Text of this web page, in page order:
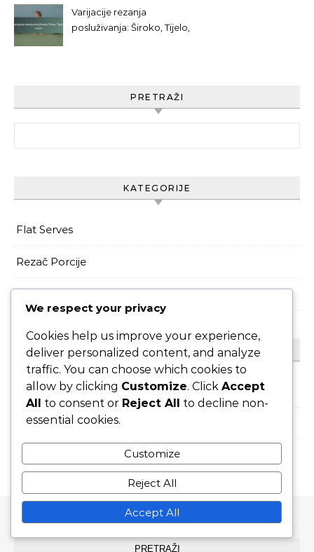
Varijacije rezanja
posluživanja: Široko, Tijelo,
PRETRAŽI
KATEGORIJE
Flat Serves
Rezač Porcije
Topspin servisi
ARHIVA
February 2026
January 2026
PRETRAŽI
We respect your privacy
Cookies help us improve your experience,
deliver personalized content, and analyze
traffic. You can choose which cookies to
allow by clicking Customize. Click Accept
All to consent or Reject All to decline non-
essential cookies.
Customize
Reject All
Accept All